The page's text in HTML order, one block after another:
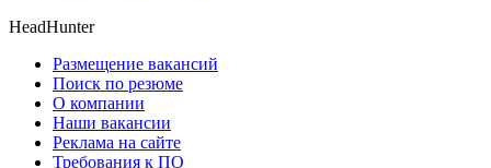
HeadHunter
Размещение вакансий
Поиск по резюме
О компании
Наши вакансии
Реклама на сайте
Требования к ПО